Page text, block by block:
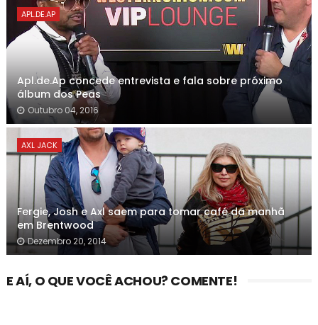
APL.DE.AP
Apl.de.Ap concede entrevista e fala sobre próximo
álbum dos Peas
Outubro 04, 2016
AXL JACK
Fergie, Josh e Axl saem para tomar café da manhã
em Brentwood
Dezembro 20, 2014
E AÍ, O QUE VOCÊ ACHOU? COMENTE!